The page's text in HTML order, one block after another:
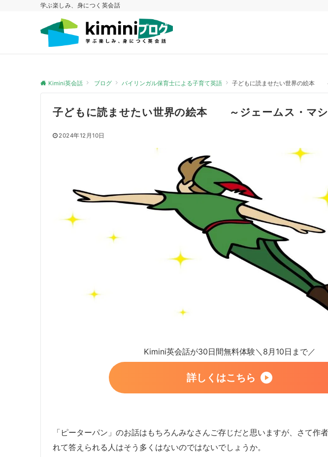
学ぶ楽しみ、身につく英会話
Kimini英会話 ブログ バイリンガル保育士による子育て英語 子どもに読ませたい世界の絵本
子どもに読ませたい世界の絵本 ～ジェームス・マシ
2024年12月10日
Kimini英会話が30日間無料体験＼8月10日まで／
詳しくはこちら
「ピーターパン」のお話はもちろんみなさんご存じだと思いますが、さて作
れて答えられる人はそう多くはないのではないでしょうか。